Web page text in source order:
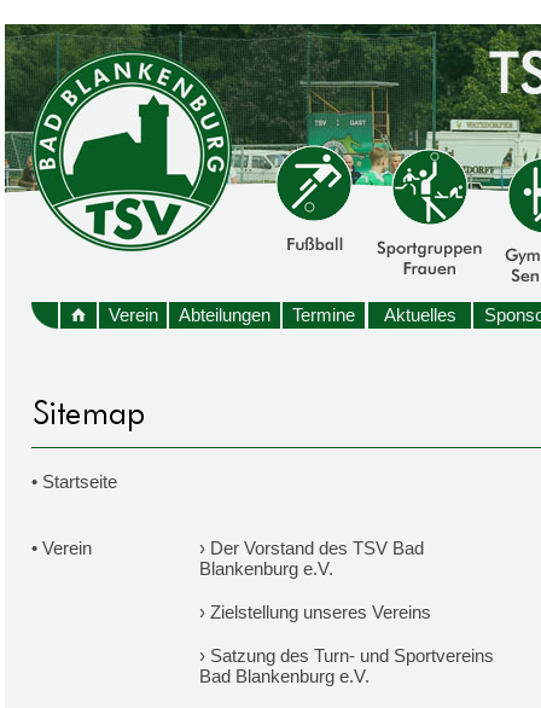
Verein Abteilungen Termine Aktuelles
• Startseite
• Verein › Der Vorstand des TSV Bad
Blankenburg e.V.
› Zielstellung unseres Vereins
› Satzung des Turn- und Sportvereins
Bad Blankenburg e.V.